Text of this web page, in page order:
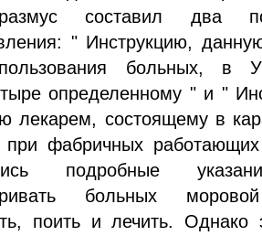
составил два
" Инструкцию,
больных, в
определенному " и "
лекарем, состоящему в
при фабричных
подробные
больных
поить и лечить. Однако